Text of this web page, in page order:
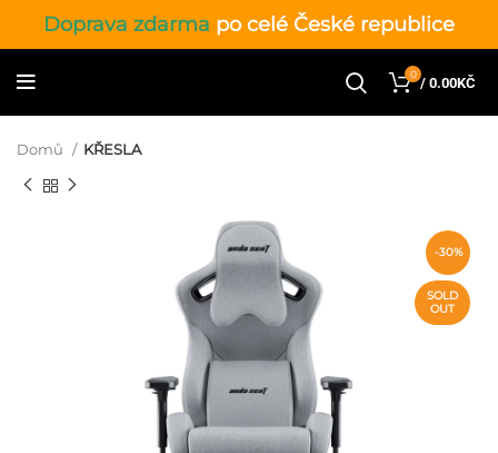
Doprava zdarma po celé České republice
0 / 0.00KČ
Domů KŘESLA
-30%
SOLD
OUT